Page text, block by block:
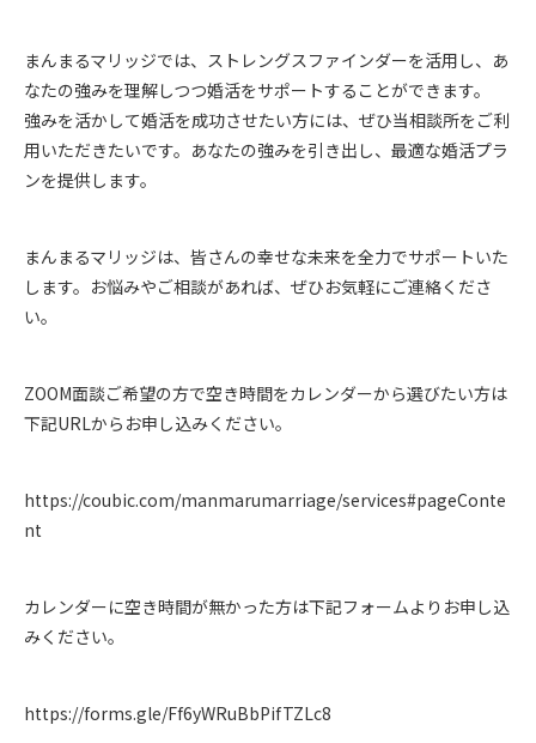
まんまるマリッジでは、ストレングスファインダーを活用し、あ
なたの強みを理解しつつ婚活をサポートすることができます。
強みを活かして婚活を成功させたい方には、ぜひ当相談所をご利
用いただきたいです。あなたの強みを引き出し、最適な婚活プラ
ンを提供します。
まんまるマリッジは、皆さんの幸せな未来を全力でサポートいた
します。お悩みやご相談があれば、ぜひお気軽にご連絡くださ
い。
ZOOM面談ご希望の方で空き時間をカレンダーから選びたい方は
下記URLからお申し込みください。
https://coubic.com/manmarumarriage/services#pageConte
nt
カレンダーに空き時間が無かった方は下記フォームよりお申し込
みください。
https://forms.gle/Ff6yWRuBbPifTZLc8